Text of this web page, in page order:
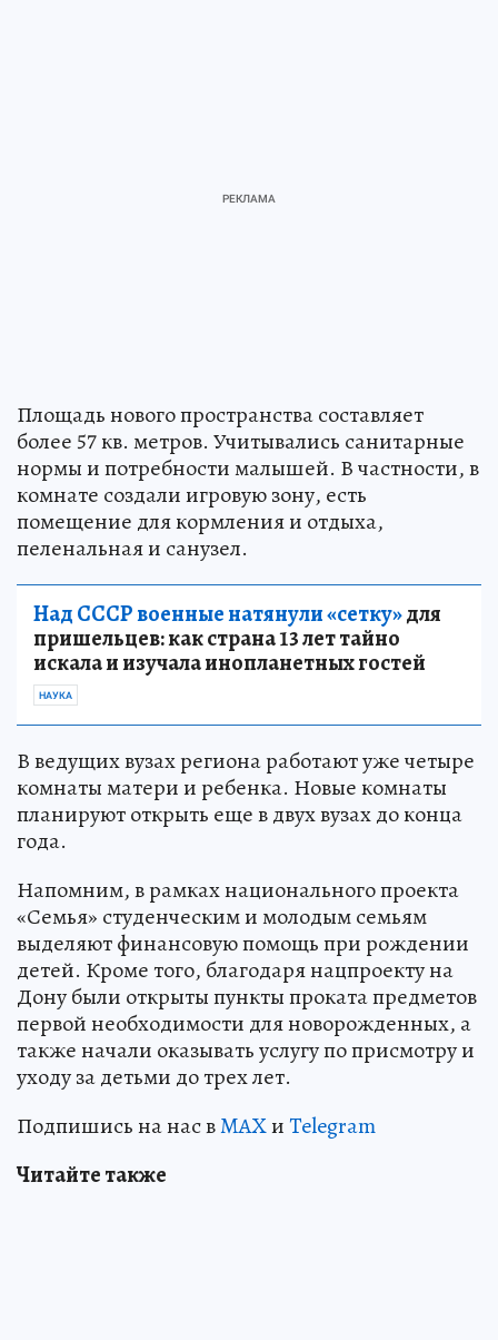
Площадь нового пространства составляет
более 57 кв. метров. Учитывались санитарные
нормы и потребности малышей. В частности, в
комнате создали игровую зону, есть
помещение для кормления и отдыха,
пеленальная и санузел.
Над СССР военные натянули «сетку»для
пришельцев: как страна 13 лет тайно
искала и изучала инопланетных гостей
НАУКА
В ведущих вузах региона работают уже четыре
комнаты матери и ребенка. Новые комнаты
планируют открыть еще в двух вузах до конца
года.
Напомним, в рамках национального проекта
«Семья» студенческим и молодым семьям
выделяют финансовую помощь при рождении
детей. Кроме того, благодаря нацпроекту на
Дону были открыты пункты проката предметов
первой необходимости для новорожденных, а
также начали оказывать услугу по присмотру и
уходу за детьми до трех лет.
Подпишись на нас вMAXиTelegram
Читайте также